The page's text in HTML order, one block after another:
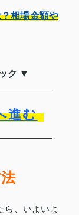
相場金額や
ク ▼
進む
ら、いよいよ